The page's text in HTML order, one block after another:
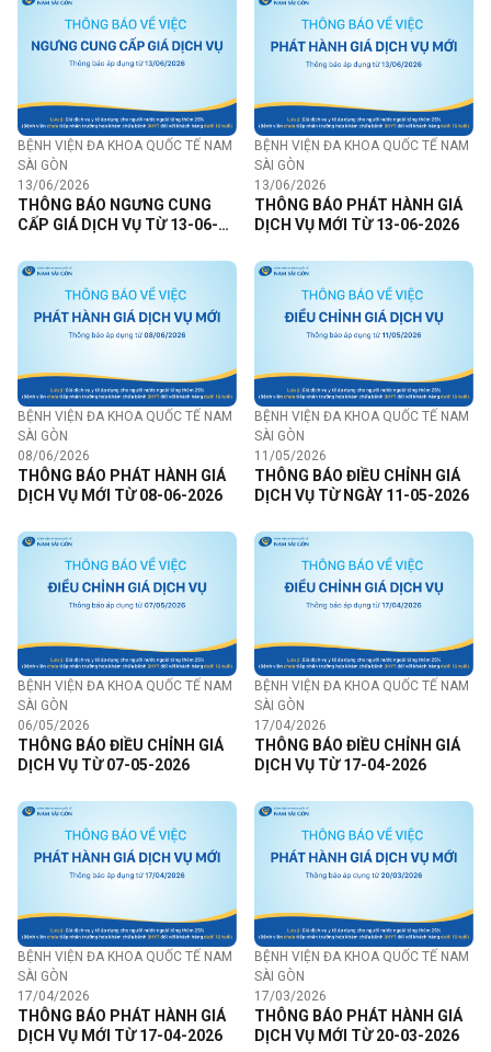
BỆNH VIỆN ĐA KHOA QUỐC TẾ NAM
SÀI GÒN
13/06/2026
THÔNG BÁO NGƯNG CUNG
CẤP GIÁ DỊCH VỤ TỪ 13-06-
BỆNH VIỆN ĐA KHOA QUỐC TẾ NAM
SÀI GÒN
13/06/2026
THÔNG BÁO PHÁT HÀNH GIÁ
DỊCH VỤ MỚI TỪ 13-06-2026
BỆNH VIỆN ĐA KHOA QUỐC TẾ NAM
SÀI GÒN
08/06/2026
THÔNG BÁO PHÁT HÀNH GIÁ
DỊCH VỤ MỚI TỪ 08-06-2026
BỆNH VIỆN ĐA KHOA QUỐC TẾ NAM
SÀI GÒN
11/05/2026
THÔNG BÁO ĐIỀU CHỈNH GIÁ
DỊCH VỤ TỪ NGÀY 11-05-2026
BỆNH VIỆN ĐA KHOA QUỐC TẾ NAM
SÀI GÒN
06/05/2026
THÔNG BÁO ĐIỀU CHỈNH GIÁ
DỊCH VỤ TỪ 07-05-2026
BỆNH VIỆN ĐA KHOA QUỐC TẾ NAM
SÀI GÒN
17/04/2026
THÔNG BÁO ĐIỀU CHỈNH GIÁ
DỊCH VỤ TỪ 17-04-2026
BỆNH VIỆN ĐA KHOA QUỐC TẾ NAM
SÀI GÒN
17/04/2026
THÔNG BÁO PHÁT HÀNH GIÁ
DỊCH VỤ MỚI TỪ 17-04-2026
BỆNH VIỆN ĐA KHOA QUỐC TẾ NAM
SÀI GÒN
17/03/2026
THÔNG BÁO PHÁT HÀNH GIÁ
DỊCH VỤ MỚI TỪ 20-03-2026